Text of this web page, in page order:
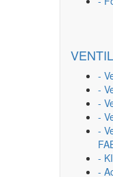
-
-
-
-
-
-
-